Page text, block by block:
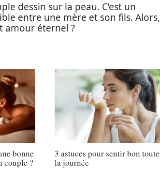
dessin sur la peau. C’est un
entre une mère et son fils. Alors,
amour éternel ?
bonne
couple ?
3 astuces pour sentir bon toute
la journée